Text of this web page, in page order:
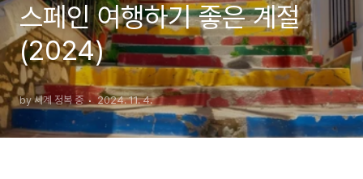
스페인 여행하기 좋은 계절
(2024)
by 세계 정복 중 2024. 11. 4.